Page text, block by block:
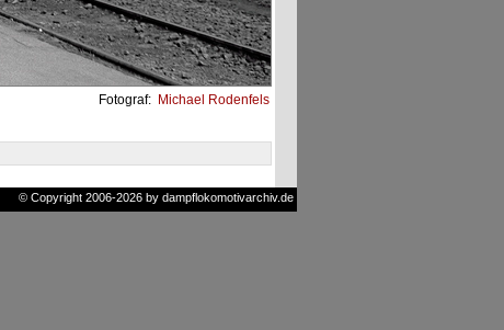
Fotograf: Michael Rodenfels
© Copyright 2006-2026 by dampflokomotivarchiv.de